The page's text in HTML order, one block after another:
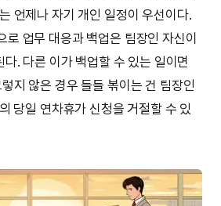
언제나 자기 개인 일정이 우선이다.
로 업무 대응과 백업은 팀장인 자신이
. 다른 이가 백업할 수 있는 일이면
지 않은 경우 들들 볶이는 건 팀장인
당일 연차휴가 신청을 거절할 수 있